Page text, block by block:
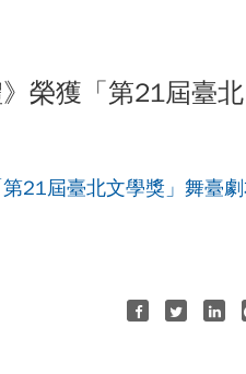
榮獲「第21屆臺北
21屆臺北文學獎」舞臺